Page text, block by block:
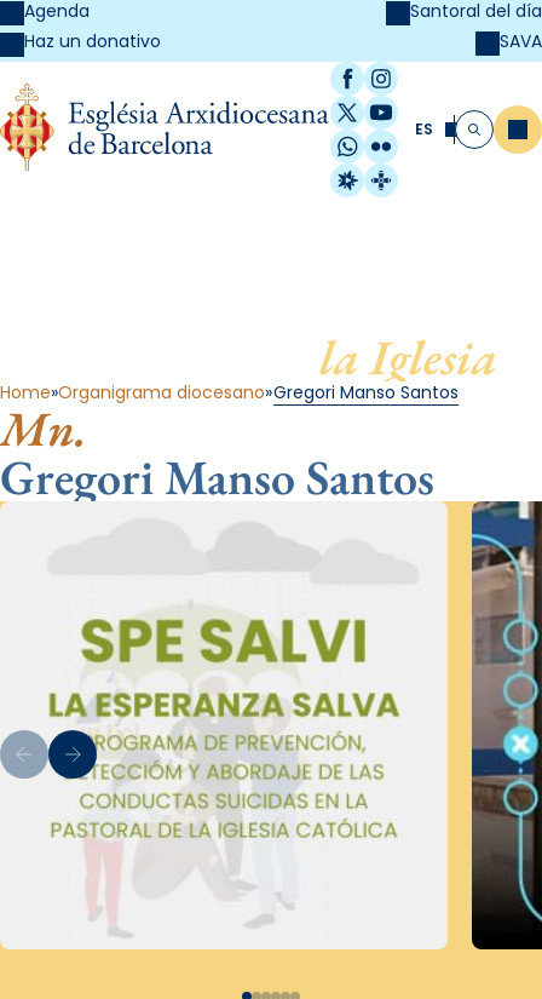
Agenda
Haz un donativo
Santoral del día
SAVA
Facebook
Instagram
X / Twitter
YouTube
WhatsApp
Flickr
Radio Estel
Catalunya
ES Buscar
la Iglesia
Home Organigrama diocesano Gregori Manso Santos
Mn.
Gregori Manso Santos